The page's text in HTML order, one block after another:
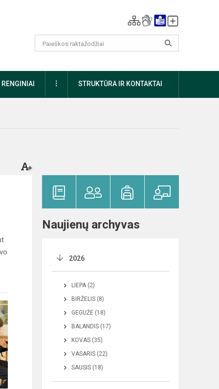
RENGINIAI DAUGIAUSTRUKTŪRA IR KONTAKTAI
Naujienų archyvas
2026
LIEPA (2)
BIRŽELIS (8)
GEGUŽĖ (18)
BALANDIS (17)
KOVAS (35)
VASARIS (22)
SAUSIS (18)